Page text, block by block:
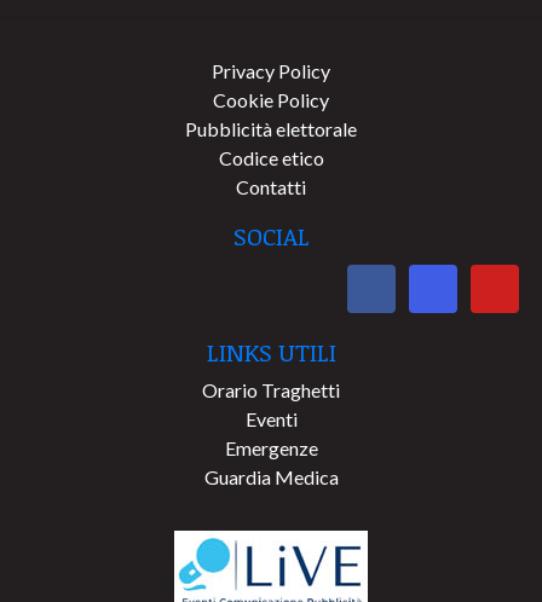
Privacy Policy
Cookie Policy
Pubblicità elettorale
Codice etico
Contatti
SOCIAL
LINKS UTILI
Orario Traghetti
Eventi
Emergenze
Guardia Medica